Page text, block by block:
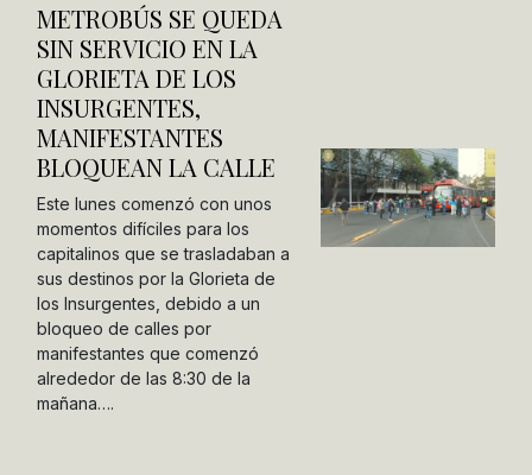
METROBÚS SE QUEDA
SIN SERVICIO EN LA
GLORIETA DE LOS
INSURGENTES,
MANIFESTANTES
BLOQUEAN LA CALLE
Este lunes comenzó con unos
momentos difíciles para los
capitalinos que se trasladaban a
sus destinos por la Glorieta de
los Insurgentes, debido a un
bloqueo de calles por
manifestantes que comenzó
alrededor de las 8:30 de la
mañana….